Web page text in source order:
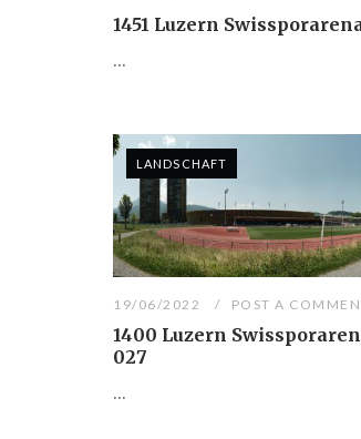
1451 Luzern
...
LANDSCHAFT
19/06/2022 POST A
1400 Luzern
027
...